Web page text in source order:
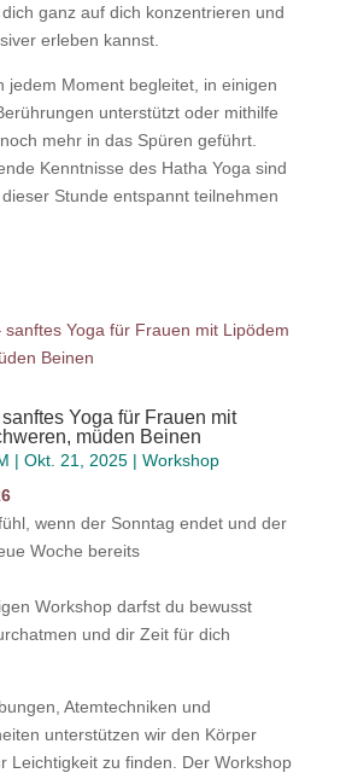
ganz auf dich konzentrieren und
erleben kannst.
jedem Moment begleitet, in einigen
unterstützt oder mithilfe
mehr in das Spüren geführt.
Kenntnisse des Hatha Yoga sind
Stunde entspannt teilnehmen
Yoga für Frauen mit
müden Beinen
| Okt. 21, 2025| Workshop
wenn der Sonntag endet und der
Woche bereits
Workshop darfst du bewusst
und dir Zeit für dich
Atemtechniken und
unterstützen wir den Körper
Leichtigkeit zu finden. Der Workshop